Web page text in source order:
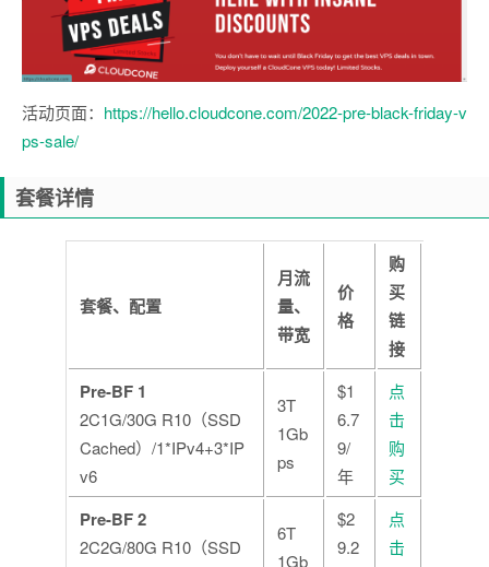
活动页面： https://hello.cloudcone.com/2022-pre-black-friday-v
ps-sale/
套餐详情
套餐、配置
月流
量、
带宽
价
格
购
买
链
接
Pre-BF 1
2C1G/30G R10（SSD
Cached）/1*IPv4+3*IP
v6
3T
1Gb
ps
$1
6.7
9/
年
点
击
购
买
Pre-BF 2
2C2G/80G R10（SSD
6T
1Gb
$2
9.2
点
击